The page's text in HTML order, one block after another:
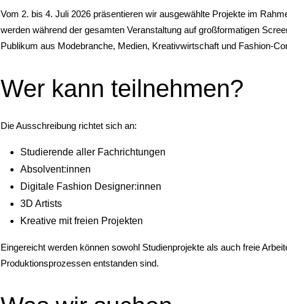
Vom 2. bis 4. Juli 2026 präsentieren wir ausgewählte Projekte im
werden während der gesamten Veranstaltung auf großformatigen
Publikum aus Modebranche, Medien, Kreativwirtschaft und Fashion-
Wer kann teilnehmen?
Die Ausschreibung richtet sich an:
Studierende aller Fachrichtungen
Absolvent:innen
Digitale Fashion Designer:innen
3D Artists
Kreative mit freien Projekten
Eingereicht werden können sowohl Studienprojekte als auch freie
Produktionsprozessen entstanden sind.